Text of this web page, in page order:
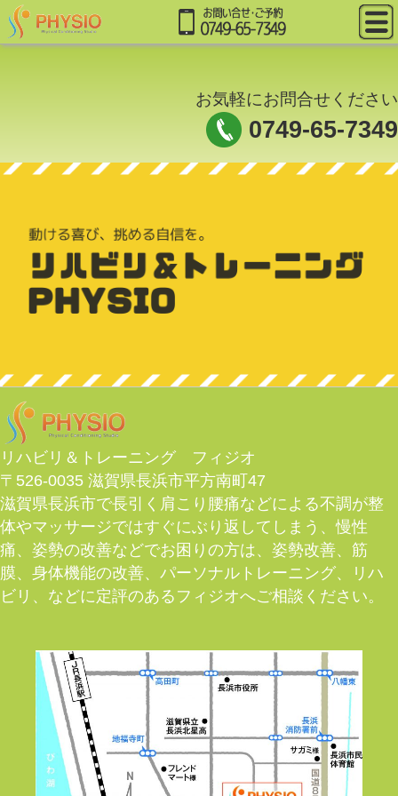
お気軽にお問合せください
0749-65-7349
リハビリ＆トレーニング フィジオ
〒526-0035 滋賀県長浜市平方南町47
滋賀県長浜市で長引く肩こり腰痛などによる不調が整
体やマッサージではすぐにぶり返してしまう、慢性
痛、姿勢の改善などでお困りの方は、姿勢改善、筋
膜、身体機能の改善、パーソナルトレーニング、リハ
ビリ、などに定評のあるフィジオへご相談ください。